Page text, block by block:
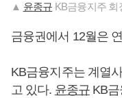
▲ 윤종규 KB금융지주 회
금융권에서 12월은
KB금융지주는 계열
고 있다. 윤종규KB금